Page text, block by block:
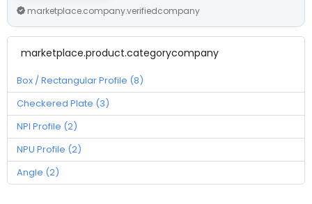
marketplace.company.verifiedcompany
marketplace.product.categorycompany
Box / Rectangular Profile (8)
Checkered Plate (3)
NPI Profile (2)
NPU Profile (2)
Angle (2)